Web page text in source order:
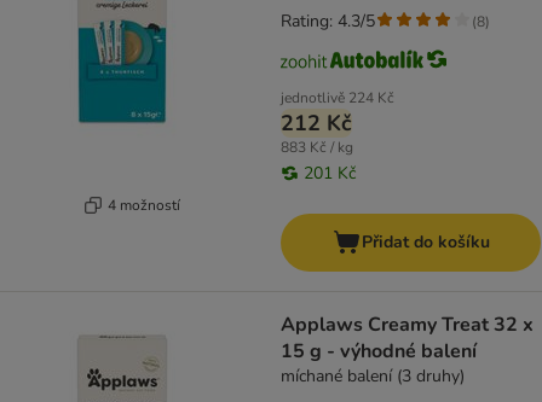
4 možností
jednotlivě 224 Kč
212 Kč
883 Kč / kg
201 Kč
Rating: 4.3/5 (8)
Přidat do košíku
Applaws Creamy Treat 32 x
15 g - výhodné balení
míchané balení (3 druhy)